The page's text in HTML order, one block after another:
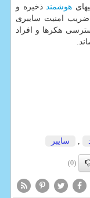
هوشمند ذخیره و
ضریب امنیت سایبری
هكرها و افراد
, سایبر
(0)